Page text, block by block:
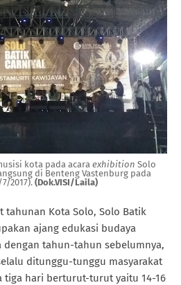
kota pada acara exhibition Solo
di Benteng Vastenburg pada
2017). (Dok.VISI/Laila)
tahunan Kota Solo, Solo Batik
ajang edukasi budaya
dengan tahun-tahun sebelumnya,
ditunggu-tunggu masyarakat
tiga hari berturut-turut yaitu 14-16